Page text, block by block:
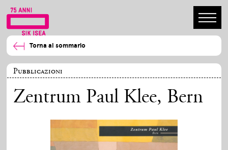
Torna al sommario
Pubblicazioni
Zentrum Paul Klee, Bern